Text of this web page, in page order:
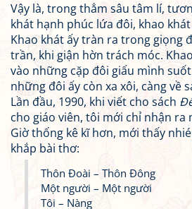
Vậy là, trong thẳm sâu tâm lí,
khát hạnh phúc lứa đôi, khao
Khao khát ấy tràn ra trong giọng
trần, khi giận hờn trách móc.
vào những cặp đôi giấu mình
những đôi ấy còn xa xôi, càng về
Lần đầu, 1990, khi viết cho sách
cho giáo viên, tôi mới chỉ nhận ra
Giờ thống kê kĩ hơn, mới thấy
khắp bài thơ:
Thôn Đoài – Thôn Đông
Một người – Một người
Tôi – Nàng